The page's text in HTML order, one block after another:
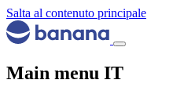
Salta al contenuto principale
Main menu IT